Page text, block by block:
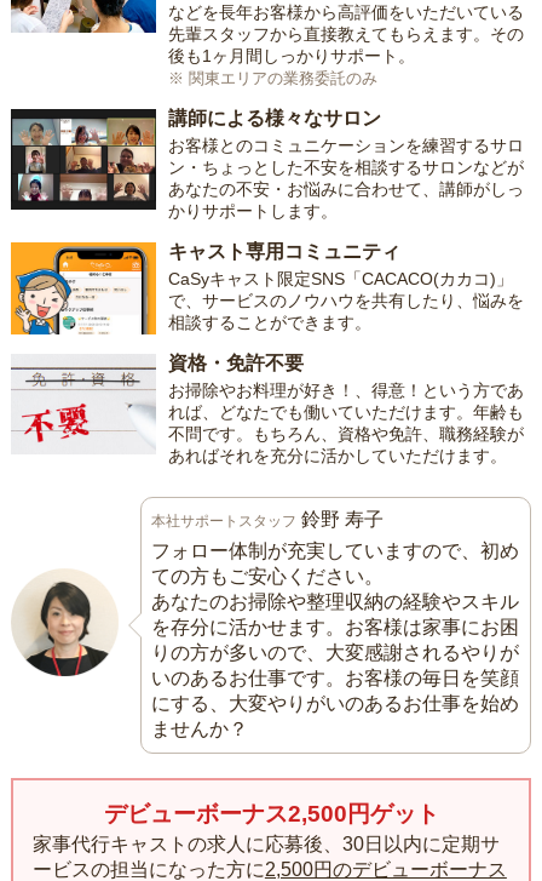
などを長年お客様から高評価をいただいている
先輩スタッフから直接教えてもらえます。その
後も1ヶ月間しっかりサポート。
※ 関東エリアの業務委託のみ
講師による様々なサロン
お客様とのコミュニケーションを練習するサロ
ン・ちょっとした不安を相談するサロンなどが
あなたの不安・お悩みに合わせて、講師がしっ
かりサポートします。
キャスト専用コミュニティ
CaSyキャスト限定SNS「CACACO(カカコ)」
で、サービスのノウハウを共有したり、悩みを
相談することができます。
資格・免許不要
お掃除やお料理が好き！、得意！という方であ
れば、どなたでも働いていただけます。年齢も
不問です。もちろん、資格や免許、職務経験が
あればそれを充分に活かしていただけます。
本社サポートスタッフ 鈴野 寿子
フォロー体制が充実していますので、初め
ての方もご安心ください。
あなたのお掃除や整理収納の経験やスキル
を存分に活かせます。お客様は家事にお困
りの方が多いので、大変感謝されるやりが
いのあるお仕事です。お客様の毎日を笑顔
にする、大変やりがいのあるお仕事を始め
ませんか？
デビューボーナス2,500円ゲット
家事代行キャストの求人に応募後、30日以内に定期サ
ービスの担当になった方に2,500円のデビューボーナス